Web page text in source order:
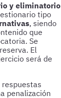
y eliminatorio
tipo
, siendo
que
Se
El
será de
penalización